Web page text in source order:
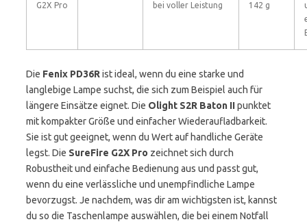
G2X Pro
bei voller Leistung
142 g
Die Fenix PD36R ist ideal, wenn du eine starke und
langlebige Lampe suchst, die sich zum Beispiel auch für
längere Einsätze eignet. Die Olight S2R Baton IIpunktet
mit kompakter Größe und einfacher Wiederaufladbarkeit.
Sie ist gut geeignet, wenn du Wert auf handliche Geräte
legst. Die SureFire G2X Pro zeichnet sich durch
Robustheit und einfache Bedienung aus und passt gut,
wenn du eine verlässliche und unempfindliche Lampe
bevorzugst. Je nachdem, was dir am wichtigsten ist, kannst
du so die Taschenlampe auswählen, die bei einem Notfall